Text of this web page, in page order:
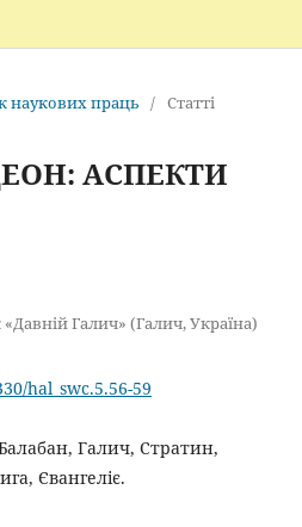
наукових праць / Статті
АСПЕКТИ
Галич» (Галич, Україна)
hal_swc.5.56-59
Галич, Стратин,
Євангеліє.